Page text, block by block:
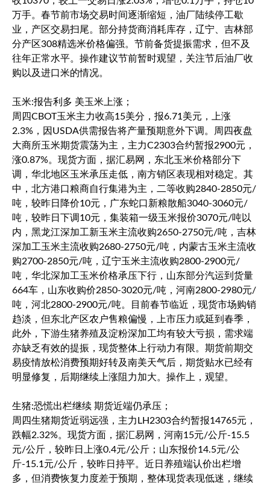
万手。春节前市场交易时间逐渐缩短，油厂陆续停工歇
业，产区交易扫尾。部分持货商消耗库存，辽宁、吉林部
分产区308精选米价格偏强。节前备货提振需求，但不及
往年正常水平。操作建议节前暂时观望，关注节后油厂收
购以及进口米的情况。
玉米:报告利多 美玉米上涨；
周四CBOT玉米主力收高15美分，报6.71美元，上涨
2.3%，因USDA供需报告将产量预期意外下调。周四夜盘
大商所玉米期货震荡为主，主力C2303合约暂报2900元，
涨0.87%。现货方面，据汇易网，东北玉米价格部分下
调，华北地区玉米承压走低，南方销区表现相对稳定。其
中，北方港口粮商自行集港为主，二等收购2840-2850元/
吨，较昨日降价10元，广东蛇口新粮散船3040-3060元/
吨，较昨日下调10元，集装箱一级玉米报价3070元/吨以
内，黑龙江深加工新玉米主流收购2650-2750元/吨，吉林
深加工玉米主流收购2680-2750元/吨，内蒙古玉米主流收
购2700-2850元/吨，辽宁玉米主流收购2800-2900元/
吨，华北深加工玉米价格承压下行，山东部分汽运到货量
664车，山东收购价2850-3020元/吨，河南2800-2980元/
吨，河北2800-2900元/吨。目前春节临近，现货市场购销
趋淡，但东北产区农户售粮偏慢，上市压力或延到春季，
此外，下游生猪养殖及淀粉深加工均有较大亏损，需求端
亦缺乏有效的提振，现货整体上行动力有限。期货前期交
易疫情放松消费预期好转及南美天气后，期货贴水已经有
明显修复，后期继续上涨阻力加大。操作上，观望。
生猪:恐慌出栏继续 期货近端仍承压；
周四生猪期货近弱远强，主力LH2303合约暂报14765元，
跌幅2.32%。现货方面，据汇易网，河南15元/公斤-15.5
元/公斤，较昨日上涨0.4元/公斤；山东报价14.5元/公
斤-15.1元/公斤，较昨日持平。近日养殖端认价出栏增
多，但消费恢复力度差于预期，整体现货表现低迷，继续